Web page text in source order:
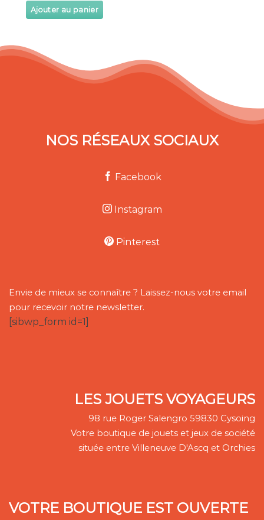
Ajouter au panier
NOS RÉSEAUX SOCIAUX
Facebook
Instagram
Pinterest
Envie de mieux se connaître ? Laissez-nous votre email
pour recevoir notre newsletter.
[sibwp_form id=1]
LES JOUETS VOYAGEURS
98 rue Roger Salengro 59830 Cysoing
Votre boutique de jouets et jeux de société
située entre Villeneuve D'Ascq et Orchies
VOTRE BOUTIQUE EST OUVERTE